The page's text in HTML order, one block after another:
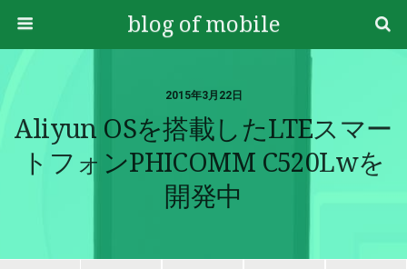
blog of mobile
2015年3月22日
Aliyun OSを搭載したLTEスマー
トフォンPHICOMM C520Lwを
開発中